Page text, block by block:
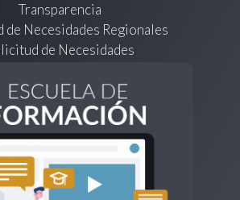
Transparencia
de Necesidades Regionales
de Necesidades